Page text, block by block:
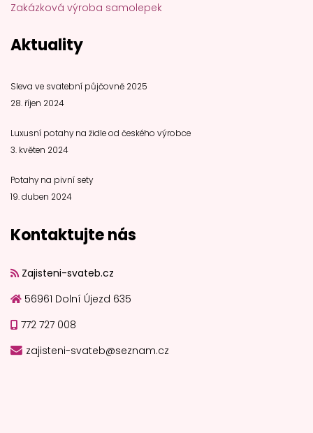
Zakázková výroba samolepek
Aktuality
Sleva ve svatební půjčovně 2025
28. říjen 2024
Luxusní potahy na židle od českého výrobce
3. květen 2024
Potahy na pivní sety
19. duben 2024
Kontaktujte nás
Zajisteni-svateb.cz
56961 Dolní Újezd 635
772 727 008
zajisteni-svateb@seznam.cz